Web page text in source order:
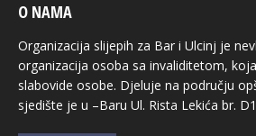
O NAMA
Organizacija slijepih za Bar i Ulcinj je
organizacija osoba sa invaliditetom,
slabovide osobe. Djeluje na području
sjedište je u –Baru Ul. Rista Lekića br.